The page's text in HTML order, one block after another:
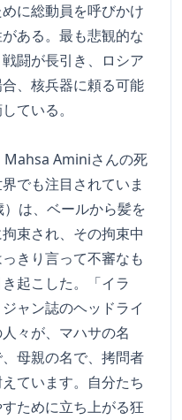
に総動員を呼びかけ
ある。最も悲観的な
闘が長引き、ロシア
、核兵器に頼る可能
ている。
Mahsa Aminiさんの死
でも注目されていま
は、ベールから髪を
束され、その拘束中
きり言って不審なも
起こした。「イラ
ャン誌のヘッドライ
々が、マハサの名
母親の名で、拷問者
ています。自分たち
ために立ち上がる狂